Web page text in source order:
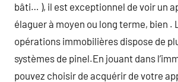
bâti… ), il est exceptionnel de voir un
élaguer à moyen ou long terme, bien .
opérations immobilières dispose de
systèmes de pinel.En jouant dans
pouvez choisir de acquérir de votre